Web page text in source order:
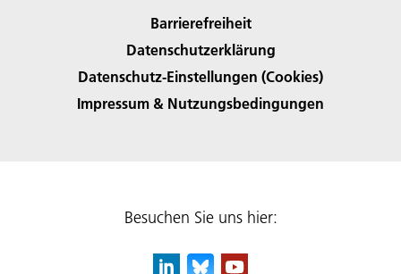
Barrierefreiheit
Datenschutzerklärung
Datenschutz-Einstellungen (Cookies)
Impressum & Nutzungsbedingungen
Besuchen Sie uns hier: